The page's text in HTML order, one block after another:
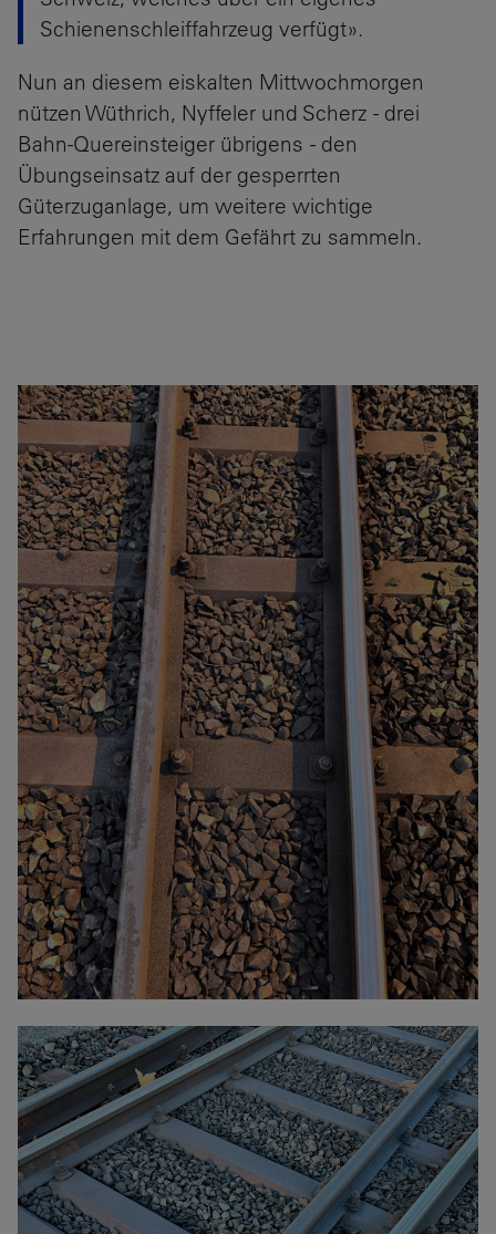
Schienenschleiffahrzeug verfügt».
Nun an diesem eiskalten Mittwochmorgen
nützen Wüthrich, Nyffeler und Scherz - drei
Bahn-Quereinsteiger übrigens - den
Übungseinsatz auf der gesperrten
Güterzuganlage, um weitere wichtige
Erfahrungen mit dem Gefährt zu sammeln.